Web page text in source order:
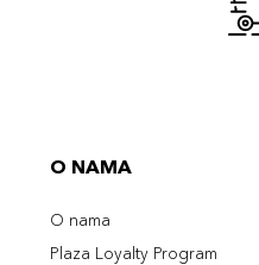
O NAMA
O nama
Plaza Loyalty Program